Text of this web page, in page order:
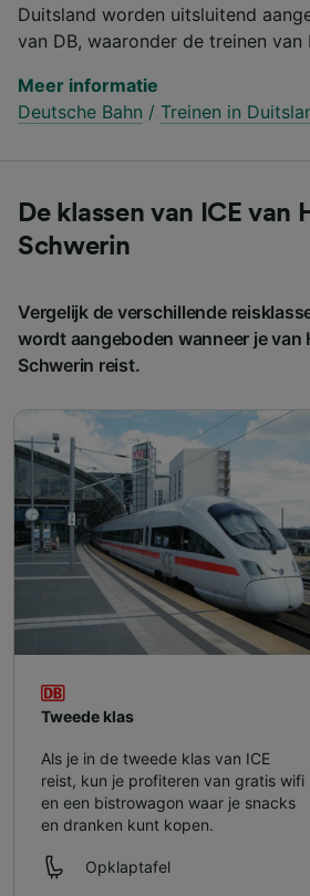
Duitsland worden uitsluitend
van DB, waaronder de treinen van
Meer informatie
Deutsche Bahn / Treinen in
De klassen van ICE van
Schwerin
Vergelijk de verschillende
wordt aangeboden wanneer je van
Schwerin reist.
Tweede klas
Als je in de tweede klas van ICE
reist, kun je profiteren van gratis wifi
en een bistrowagon waar je snacks
en dranken kunt kopen.
Opklaptafel